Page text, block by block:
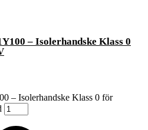
– Isolerhandske Klass 0
– Isolerhandske Klass 0 för